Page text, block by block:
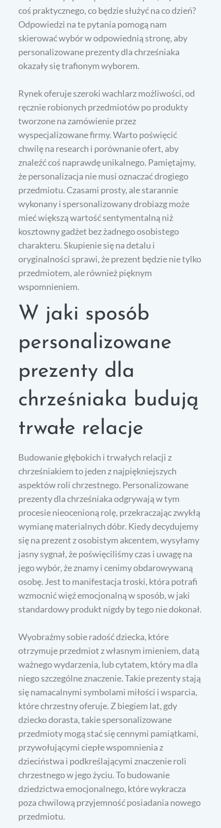
coś praktycznego, co będzie służyć na co dzień?
Odpowiedzi na te pytania pomogą nam
skierować wybór w odpowiednią stronę, aby
personalizowane prezenty dla chrześniaka
okazały się trafionym wyborem.
Rynek oferuje szeroki wachlarz możliwości, od
ręcznie robionych przedmiotów po produkty
tworzone na zamówienie przez
wyspecjalizowane firmy. Warto poświęcić
chwilę na research i porównanie ofert, aby
znaleźć coś naprawdę unikalnego. Pamiętajmy,
że personalizacja nie musi oznaczać drogiego
przedmiotu. Czasami prosty, ale starannie
wykonany i spersonalizowany drobiazg może
mieć większą wartość sentymentalną niż
kosztowny gadżet bez żadnego osobistego
charakteru. Skupienie się na detalu i
oryginalności sprawi, że prezent będzie nie tylko
przedmiotem, ale również pięknym
wspomnieniem.
W jaki sposób
personalizowane
prezenty dla
chrześniaka budują
trwałe relacje
Budowanie głębokich i trwałych relacji z
chrześniakiem to jeden z najpiękniejszych
aspektów roli chrzestnego. Personalizowane
prezenty dla chrześniaka odgrywają w tym
procesie nieocenioną rolę, przekraczając zwykłą
wymianę materialnych dóbr. Kiedy decydujemy
się na prezent z osobistym akcentem, wysyłamy
jasny sygnał, że poświęciliśmy czas i uwagę na
jego wybór, że znamy i cenimy obdarowywaną
osobę. Jest to manifestacja troski, która potrafi
wzmocnić więź emocjonalną w sposób, w jaki
standardowy produkt nigdy by tego nie dokonał.
Wyobraźmy sobie radość dziecka, które
otrzymuje przedmiot z własnym imieniem, datą
ważnego wydarzenia, lub cytatem, który ma dla
niego szczególne znaczenie. Takie prezenty stają
się namacalnymi symbolami miłości i wsparcia,
które chrzestny oferuje. Z biegiem lat, gdy
dziecko dorasta, takie spersonalizowane
przedmioty mogą stać się cennymi pamiątkami,
przywołującymi ciepłe wspomnienia z
dzieciństwa i podkreślającymi znaczenie roli
chrzestnego w jego życiu. To budowanie
dziedzictwa emocjonalnego, które wykracza
poza chwilową przyjemność posiadania nowego
przedmiotu.